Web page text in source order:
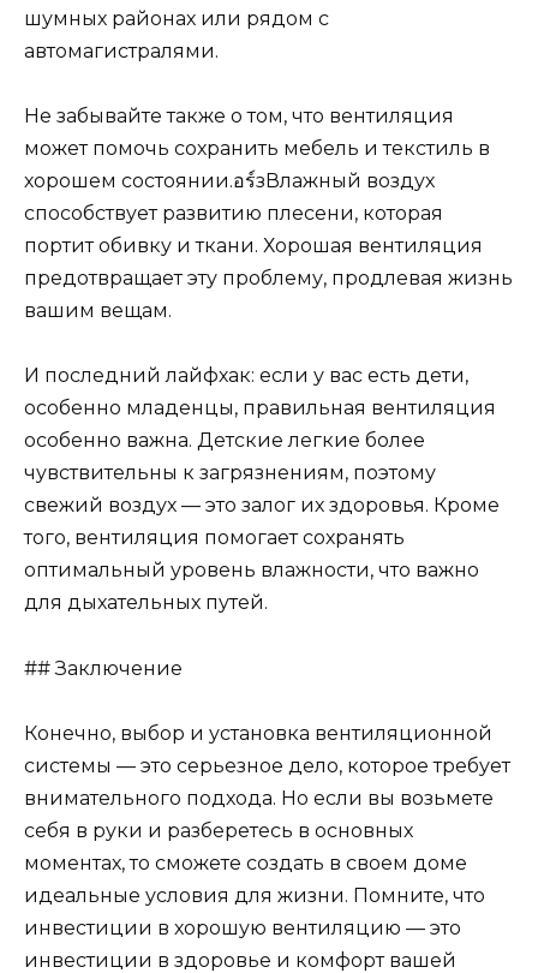
шумных районах или рядом с
автомагистралями.
Не забывайте также о том, что вентиляция
может помочь сохранить мебель и текстиль в
хорошем состоянии.อร์зВлажный воздух
способствует развитию плесени, которая
портит обивку и ткани. Хорошая вентиляция
предотвращает эту проблему, продлевая жизнь
вашим вещам.
И последний лайфхак: если у вас есть дети,
особенно младенцы, правильная вентиляция
особенно важна. Детские легкие более
чувствительны к загрязнениям, поэтому
свежий воздух — это залог их здоровья. Кроме
того, вентиляция помогает сохранять
оптимальный уровень влажности, что важно
для дыхательных путей.
## Заключение
Конечно, выбор и установка вентиляционной
системы — это серьезное дело, которое требует
внимательного подхода. Но если вы возьмете
себя в руки и разберетесь в основных
моментах, то сможете создать в своем доме
идеальные условия для жизни. Помните, что
инвестиции в хорошую вентиляцию — это
инвестиции в здоровье и комфорт вашей